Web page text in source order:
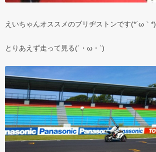
えいちゃんオススメのブリヂストンです(*´ω｀*)
とりあえず走って見る(´・ω・`)